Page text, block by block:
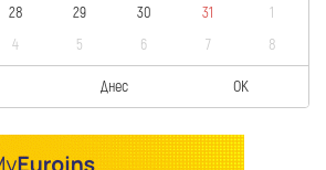
28 29 30 31
1
4 5 6 7 8
Днес OK